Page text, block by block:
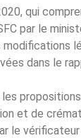
qui
par le
modifications
dans le
et de
le vérificateur